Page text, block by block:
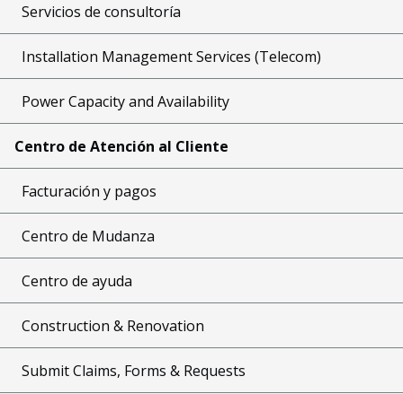
Servicios de consultoría
Installation Management Services (Telecom)
Power Capacity and Availability
Centro de Atención al Cliente
Facturación y pagos
Centro de Mudanza
Centro de ayuda
Construction & Renovation
Submit Claims, Forms & Requests